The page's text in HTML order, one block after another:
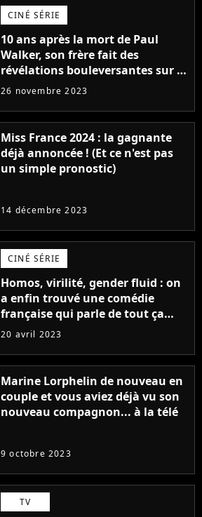
CINÉ SÉRIE
10 ans après la mort de Paul
Walker, son frère fait des
révélations bouleversantes sur la
réaction des acteurs de Fast and
26 novembre 2023
Miss France 2024 : la gagnante
déjà annoncée ! (Et ce n'est pas
un simple pronostic)
14 décembre 2023
CINÉ SÉRIE
Homos, virilité, gender fluid : on
a enfin trouvé une comédie
française qui parle de tout ça
sans être super ringarde
20 avril 2023
Marine Lorphelin de nouveau en
couple et vous aviez déjà vu son
nouveau compagnon... à la télé
9 octobre 2023
TV